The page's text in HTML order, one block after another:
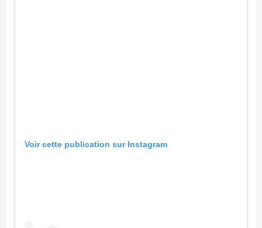
Voir cette publication sur Instagram